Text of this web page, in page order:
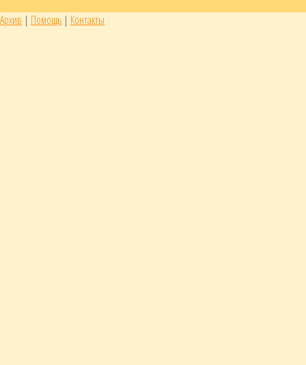
Архив | Помощь | Контакты